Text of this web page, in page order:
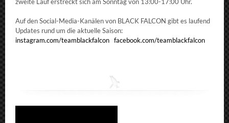
Auf den Social-Media-Kanälen von BLACK FALCON gibt es laufend
Updates rund um die aktuelle Saison:
instagram.com/teamblackfalcon facebook.com/teamblackfalcon